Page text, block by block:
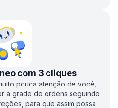
com 3 cliques
pouca atenção de você,
a grade de ordens seguindo
para que assim possa